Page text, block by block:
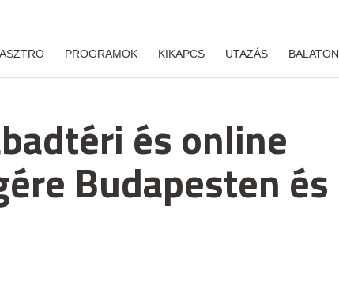
PROGRAMOK KIKAPCS UTAZÁS BALATON
és online
Budapesten és